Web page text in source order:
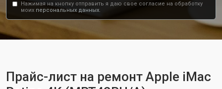
Нажимая на кнопку отправить я даю свое согласие на обработку
моих персональных данных.
Прайс-лист на ремонт Apple iMac